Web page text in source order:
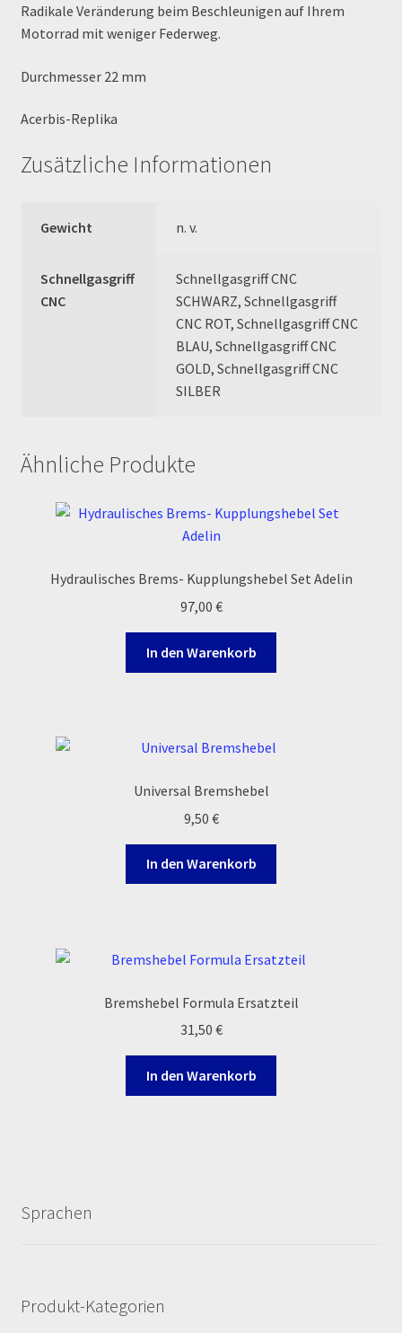
Pitbike Junior
Pitbike-Training
Pitbikestrecken in Spanien – eine Rundreise und die
Términos y Condiciones Generales
Radikale Veränderung beim Beschleunigen auf Ihrem
Motorrad mit weniger Federweg.
Durchmesser 22 mm
Acerbis-Replika
Zusätzliche Informationen
Gewicht n. v.
Schnellgasgriff
CNC
Schnellgasgriff CNC
SCHWARZ, Schnellgasgriff
CNC ROT, Schnellgasgriff CNC
BLAU, Schnellgasgriff CNC
GOLD, Schnellgasgriff CNC
SILBER
Ähnliche Produkte
Hydraulisches Brems- Kupplungshebel Set Adelin
97,00 €
In den Warenkorb
Universal Bremshebel
9,50 €
In den Warenkorb
Bremshebel Formula Ersatzteil
31,50 €
In den Warenkorb
Sprachen
Produkt-Kategorien